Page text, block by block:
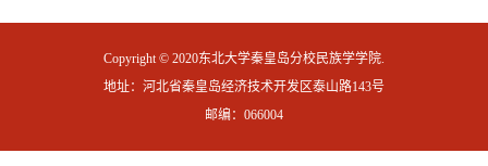
Copyright © 2020东北大学秦皇岛分校民族学学院.
地址：河北省秦皇岛经济技术开发区泰山路143号
邮编：066004